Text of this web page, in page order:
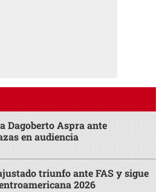
Dagoberto Aspra ante
en audiencia
triunfo ante FAS y sigue
2026